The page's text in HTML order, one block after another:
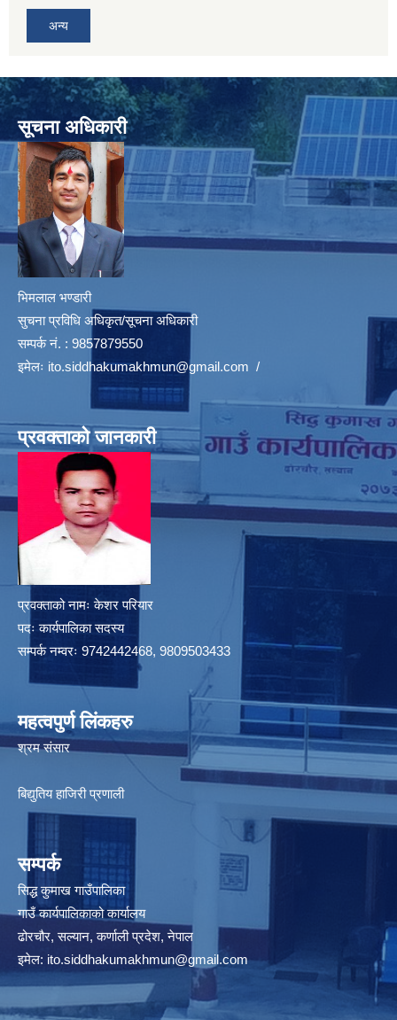
अन्य
सूचना अधिकारी
भिमलाल भण्डारी
सुचना प्रविधि अधिकृत/सूचना अधिकारी
सम्पर्क नं. : 9857879550
इमेलः ito.siddhakumakhmun@gmail.com /
प्रवक्ताको जानकारी
प्रवक्ताको नामः केशर परियार
पदः कार्यपालिका सदस्य
सम्पर्क नम्वरः 9742442468, 9809503433
महत्वपुर्ण लिंकहरु
श्रम संसार
बिद्युतिय हाजिरी प्रणाली
सम्पर्क
सिद्ध कुमाख गाउँपालिका
गाउँ कार्यपालिकाको कार्यालय
ढोरचौर, सल्यान, कर्णाली प्रदेश, नेपाल
इमेल: ito.siddhakumakhmun@gmail.com